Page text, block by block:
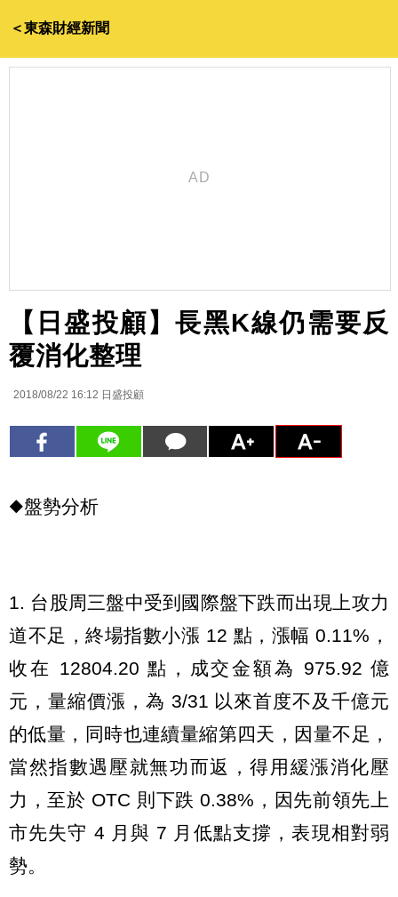
＜東森財經新聞
【日盛投顧】長黑K線仍需要反
覆消化整理
2018/08/22 16:12 日盛投顧
◆盤勢分析
1. 台股周三盤中受到國際盤下跌而出現上攻力
道不足，終場指數小漲 12 點，漲幅 0.11%，
收在 12804.20 點，成交金額為 975.92 億
元，量縮價漲，為 3/31 以來首度不及千億元
的低量，同時也連續量縮第四天，因量不足，
當然指數遇壓就無功而返，得用緩漲消化壓
力，至於 OTC 則下跌 0.38%，因先前領先上
市先失守 4 月與 7 月低點支撐，表現相對弱
勢。